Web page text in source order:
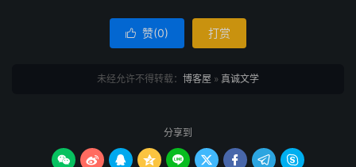
 赞(0) 打赏
未经允许不得转载： 博客屋 » 真诚文学
分享到
        